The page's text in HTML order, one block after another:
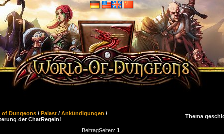
of Dungeons / Palast / Ankündigungen /
der ChatRegeln!
Thema
BeitragSeiten: 1